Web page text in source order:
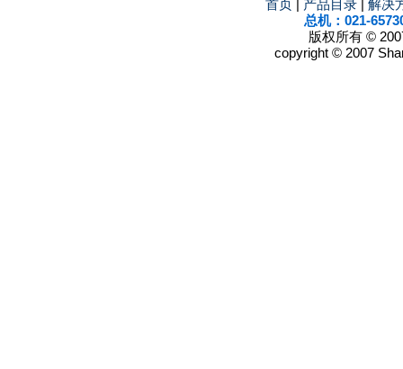
首页 产品目录
解决
总机：021-
版权所有 ©
copyright © 2007